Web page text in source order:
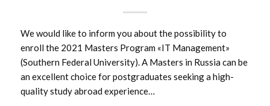
We would like to inform you about the possibility to
enroll the 2021 Masters Program «IT Management»
(Southern Federal University). A Masters in Russia can be
an excellent choice for postgraduates seeking a high-
quality study abroad experience…